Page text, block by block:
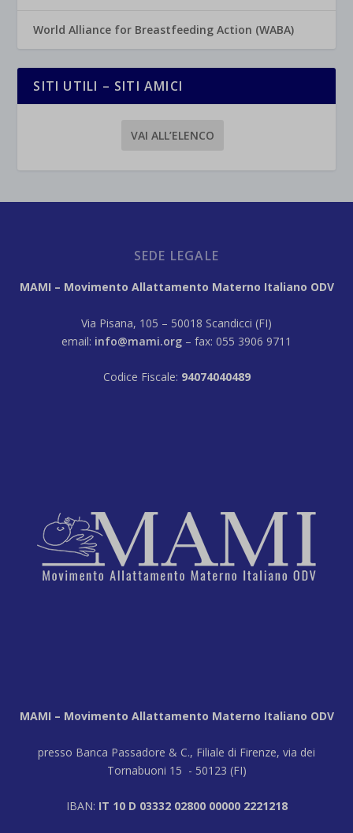
World Alliance for Breastfeeding Action (WABA)
SITI UTILI – SITI AMICI
VAI ALL’ELENCO
SEDE LEGALE
MAMI – Movimento Allattamento Materno Italiano ODV
Via Pisana, 105 – 50018 Scandicci (FI)
email: info@mami.org – fax: 055 3906 9711
Codice Fiscale: 94074040489
MAMI – Movimento Allattamento Materno Italiano ODV
presso Banca Passadore & C., Filiale di Firenze, via dei
Tornabuoni 15 - 50123 (FI)
IBAN: IT 10 D 03332 02800 00000 2221218